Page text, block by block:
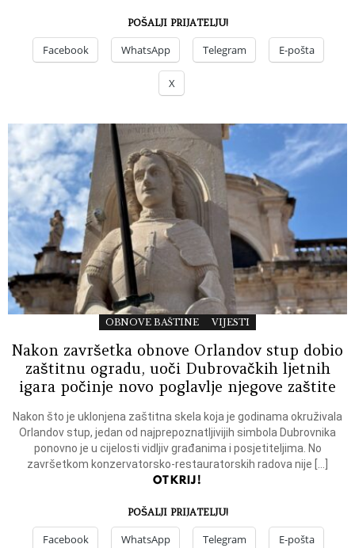
POŠALJI PRIJATELJU!
Facebook WhatsApp Telegram E-pošta
X
OBNOVE BAŠTINE VIJESTI
Nakon završetka obnove Orlandov stup dobio
zaštitnu ogradu, uoči Dubrovačkih ljetnih
igara počinje novo poglavlje njegove zaštite
Nakon što je uklonjena zaštitna skela koja je godinama okruživala
Orlandov stup, jedan od najprepoznatljivijih simbola Dubrovnika
ponovno je u cijelosti vidljiv građanima i posjetiteljima. No
završetkom konzervatorsko-restauratorskih radova nije […]
OTKRIJ!
POŠALJI PRIJATELJU!
Facebook WhatsApp Telegram E-pošta